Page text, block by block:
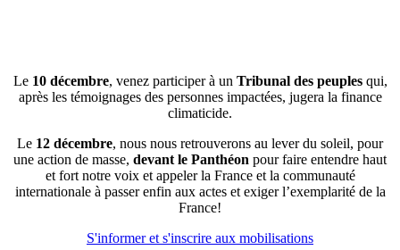
Le 10 décembre, venez participer à un Tribunal des peuplesqui,
après les témoignages des personnes impactées, jugera la finance
climaticide.
Le 12 décembre, nous nous retrouverons au lever du soleil, pour
une action de masse, devant le Panthéon pour faire entendre haut
et fort notre voix et appeler la France et la communauté
internationale à passer enfin aux actes et exiger l’exemplarité de la
France!
S'informer et s'inscrire aux mobilisations